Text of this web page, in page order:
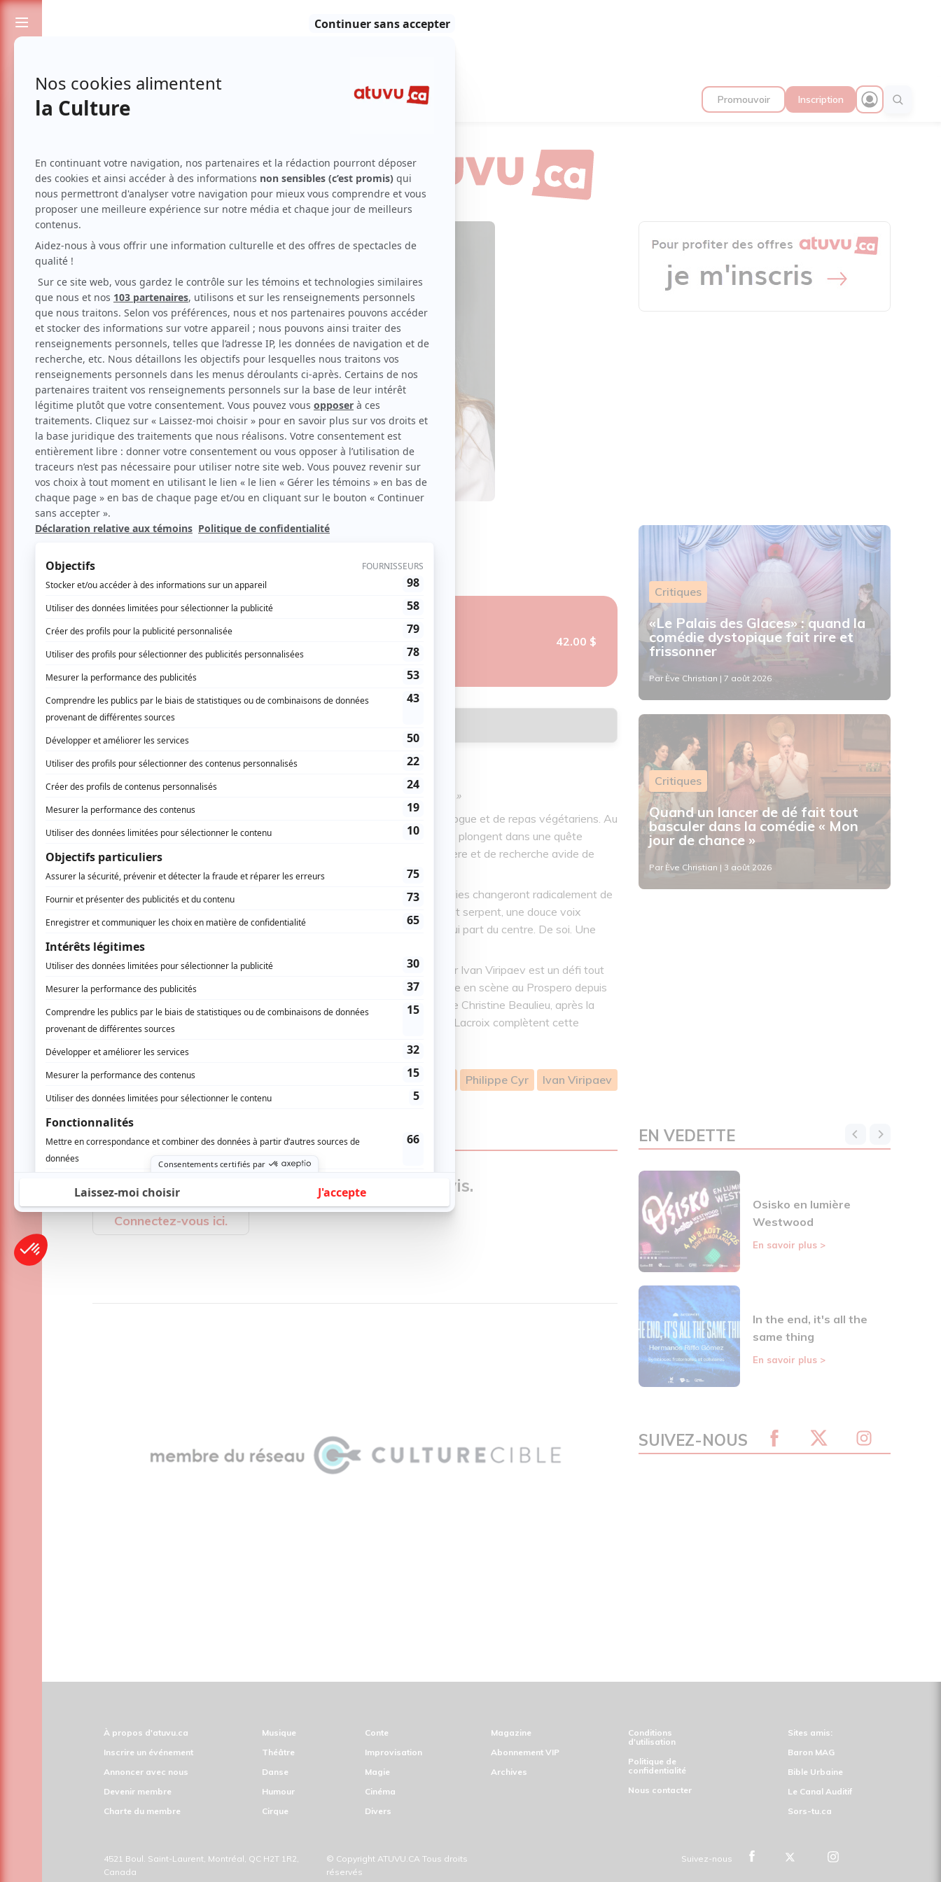
Passionnés de spectacles et de culture Promouvoir Inscription
Théâtre
7 décembre 2023 - 20h00
Théâtre Prospero
1371, rue Ontario E.,
42.00 $
« Elle ferme les yeux, et juste derrière ses paupières, il y a un dauphin. »
Entre New York et Berlin, quatre jeunes adultes se gavent de sexe, de drogue et de repas végétariens. Au
cœur d’un mouvement d’autodestruction frôlant le cliché, ces trentenaires plongent dans une quête
d’absolu à la fois féroce et mystique. Il est question d’avortement, d’adultère et de recherche avide de
plaisir.
Puis un vif pressentiment les envahit, une intuition presque divine : leurs vies changeront radicalement de
direction. S’entame alors un dialogue avec l’univers. Tantôt dauphin, tantôt serpent, une douce voix
apparaît pour les aider à traverser l’enfer et à ressentir l’impulsion. Celle qui part du centre. De soi. Une
véritable étreinte pour l’âme, une promesse de plénitude.
Jamais présenté au Québec, ce texte déroutant de l’incontournable auteur Ivan Viripaev est un défi tout
désigné pour le metteur en scène Philippe Cyr. Il s’agit de sa première mise en scène au Prospero depuis
qu’il en assure la direction artistique. Il retrouve pour l’occasion sa complice Christine Beaulieu, après la
grande aventure de
J’aime Hydro
. Marc Beaupré, Joanie Guérin et Simon Lacroix complètent cette
Christine Beaulieu Simon Lacroix Philippe Cyr Ivan Viripaev
AUCUN COMMENTAIRE
Vous devez être connecté pour donner un avis.
Connectez-vous ici.
Critiques
«Le Palais des Glaces» : quand la
comédie dystopique fait rire et
frissonner
Par Ève Christian | 7 août 2026
Critiques
Quand un lancer de dé fait tout
basculer dans la comédie « Mon
jour de chance »
Par Ève Christian | 3 août 2026
EN VEDETTE
Osisko en lumière
Westwood
En savoir plus >
In the end, it's all the
same thing
En savoir plus >
SUIVEZ-NOUS
À propos d'atuvu.ca
Inscrire un événement
Annoncer avec nous
Devenir membre
Charte du membre
Musique
Théâtre
Danse
Humour
Cirque
Conte
Improvisation
Magie
Cinéma
Divers
Magazine
Abonnement VIP
Archives
Conditions
d'utilisation
Politique de
confidentialité
Nous contacter
Sites amis:
Baron MAG
Bible Urbaine
Le Canal Auditif
Sors-tu.ca
4521 Boul. Saint-Laurent, Montréal, QC H2T 1R2,
Canada
© Copyright ATUVU.CA Tous droits
réservés
Suivez-nous